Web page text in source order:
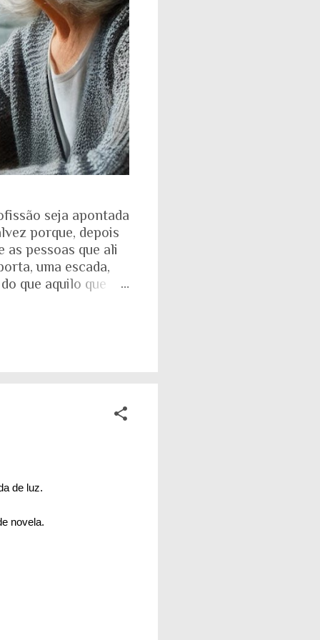
seja apontada
porque, depois
pessoas que ali
uma escada,
que aquilo que
o país que temos.
de luz.
novela.